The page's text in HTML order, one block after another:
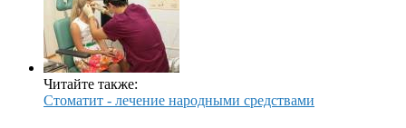
Читайте также:
Стоматит - лечение народными средствами